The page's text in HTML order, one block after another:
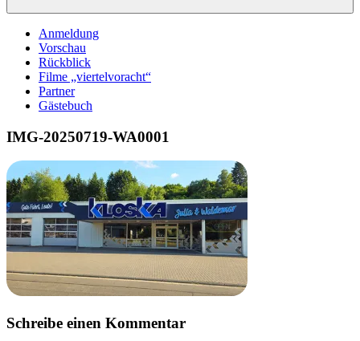
Anmeldung
Vorschau
Rückblick
Filme „viertelvoracht“
Partner
Gästebuch
IMG-20250719-WA0001
Schreibe einen Kommentar